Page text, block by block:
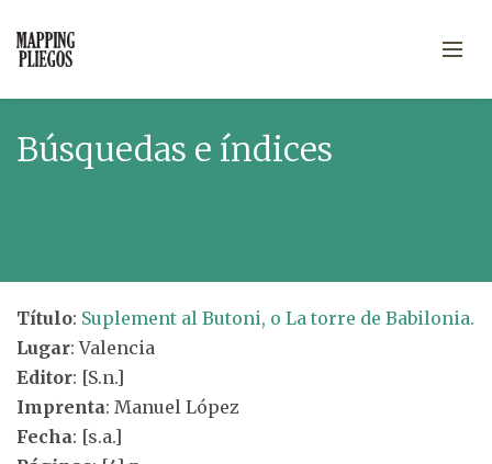
Búsquedas e índices
Título: Suplement al Butoni, o La torre de Babilonia.
Lugar: Valencia
Editor: [S.n.]
Imprenta: Manuel López
Fecha: [s.a.]